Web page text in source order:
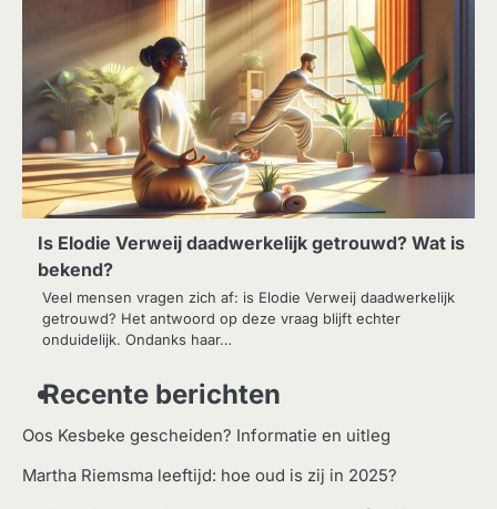
Is Elodie Verweij daadwerkelijk getrouwd? Wat is
bekend?
Veel mensen vragen zich af: is Elodie Verweij daadwerkelijk
getrouwd? Het antwoord op deze vraag blijft echter
onduidelijk. Ondanks haar…
Recente berichten
Oos Kesbeke gescheiden? Informatie en uitleg
Martha Riemsma leeftijd: hoe oud is zij in 2025?